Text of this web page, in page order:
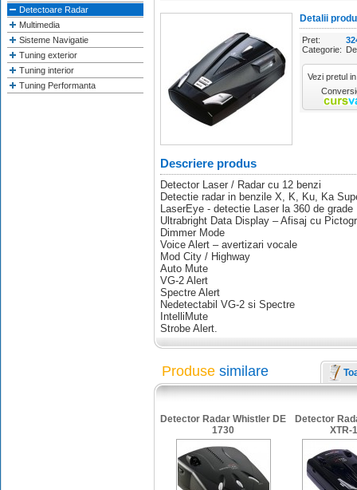
Detectoare Radar
Multimedia
Sisteme Navigatie
Tuning exterior
Tuning interior
Tuning Performanta
Detalii
Pret:
Categorie:
Vezi pretul in
Descriere produs
Detector Laser / Radar cu 12 benzi
Detectie radar in benzile X, K, Ku, Ka
LaserEye - detectie Laser la 360 de grade
Ultrabright Data Display – Afisaj cu
Dimmer Mode
Voice Alert – avertizari vocale
Mod City / Highway
Auto Mute
VG-2 Alert
Spectre Alert
Nedetectabil VG-2 si Spectre
IntelliMute
Strobe Alert.
Produse similare
Detector Radar Whistler DE
1730
Detector
XTR-